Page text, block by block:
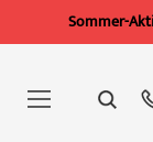
Sommer-
springen